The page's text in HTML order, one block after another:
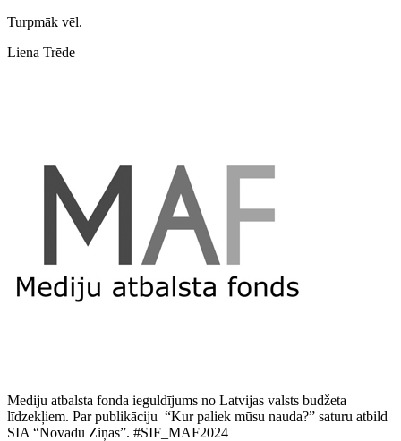
Turpmāk vēl.
Liena Trēde
Mediju atbalsta fonda ieguldījums no Latvijas valsts budžeta
līdzekļiem. Par publikāciju “Kur paliek mūsu nauda?” saturu atbild
SIA “Novadu Ziņas”. #SIF_MAF2024